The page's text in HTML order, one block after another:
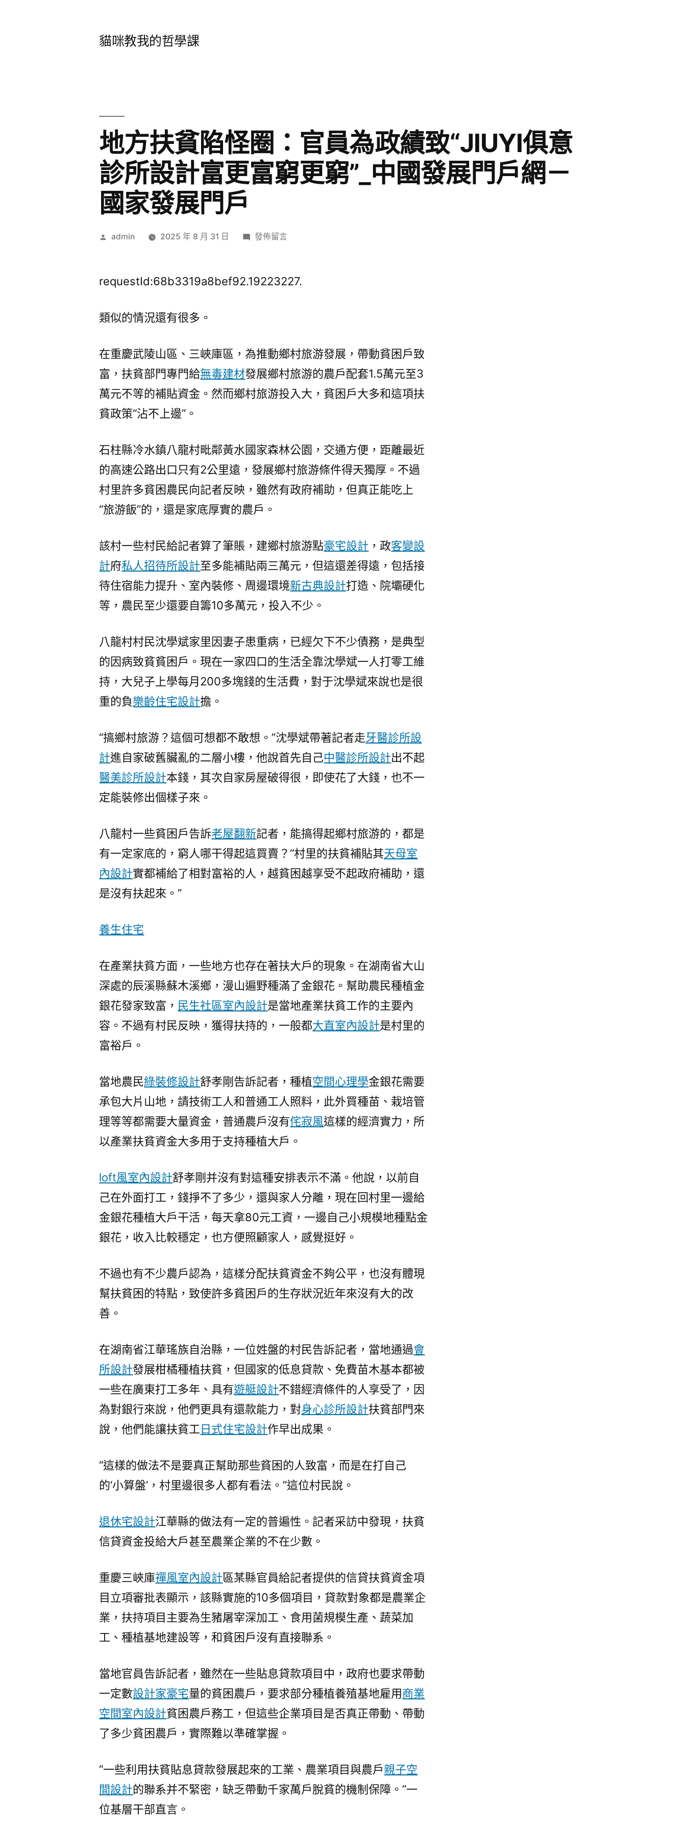
貓咪教我的哲學課
地方扶貧陷怪圈：官員為政績致“JIUYI俱意
診所設計富更富窮更窮”_中國發展門戶網－
國家發展門戶
作
admin 2025 年 8 月 31 日
在
扶
官
為
政
俱
意
所
設
更
富
窮
更
窮”
中
發
展
－
國
家
發
發佈留言
requestId:68b3319a8bef92.19223227.
類似的情況還有很多。
在重慶武陵山區、三峽庫區，為推動鄉村旅游發展，帶動貧困戶致
富，扶貧部門專門給無毒建材發展鄉村旅游的農戶配套1.5萬元至3
萬元不等的補貼資金。然而鄉村旅游投入大，貧困戶大多和這項扶
貧政策“沾不上邊”。
石柱縣冷水鎮八龍村毗鄰黃水國家森林公園，交通方便，距離最近
的高速公路出口只有2公里遠，發展鄉村旅游條件得天獨厚。不過
村里許多貧困農民向記者反映，雖然有政府補助，但真正能吃上
“旅游飯”的，還是家底厚實的農戶。
該村一些村民給記者算了筆賬，建鄉村旅游點豪宅設計 ，政客變設
計府私人招待所設計至多能補貼兩三萬元，但這還差得遠，包括接
待住宿能力提升、室內裝修、周邊環境新古典設計打造、院壩硬化
等，農民至少還要自籌10多萬元，投入不少。
八龍村村民沈學斌家里因妻子患重病，已經欠下不少債務，是典型
的因病致貧貧困戶。現在一家四口的生活全靠沈學斌一人打零工維
持，大兒子上學每月200多塊錢的生活費，對于沈學斌來說也是很
重的負樂齡住宅設計擔。
“搞鄉村旅游？這個可想都不敢想。”沈學斌帶著記者走牙醫診所設
計進自家破舊臟亂的二層小樓，他說首先自己中醫診所設計出不起
醫美診所設計本錢，其次自家房屋破得很，即使花了大錢，也不一
定能裝修出個樣子來。
八龍村一些貧困戶告訴老屋翻新記者，能搞得起鄉村旅游的，都是
有一定家底的，窮人哪干得起這買賣？“村里的扶貧補貼其天母室
內設計實都補給了相對富裕的人，越貧困越享受不起政府補助，還
是沒有扶起來。”
養生住宅
在產業扶貧方面，一些地方也存在著扶大戶的現象。在湖南省大山
深處的辰溪縣蘇木溪鄉，漫山遍野種滿了金銀花。幫助農民種植金
銀花發家致富， 民生社區室內設計是當地產業扶貧工作的主要內
容。不過有村民反映，獲得扶持的，一般都大直室內設計是村里的
富裕戶。
當地農民綠裝修設計舒孝剛告訴記者，種植空間心理學金銀花需要
承包大片山地，請技術工人和普通工人照料，此外買種苗、栽培管
理等等都需要大量資金，普通農戶沒有侘寂風這樣的經濟實力，所
以產業扶貧資金大多用于支持種植大戶。
loft風室內設計舒孝剛并沒有對這種安排表示不滿。他說，以前自
己在外面打工，錢掙不了多少，還與家人分離，現在回村里一邊給
金銀花種植大戶干活，每天拿80元工資，一邊自己小規模地種點金
銀花，收入比較穩定，也方便照顧家人，感覺挺好。
不過也有不少農戶認為，這樣分配扶貧資金不夠公平，也沒有體現
幫扶貧困的特點，致使許多貧困戶的生存狀況近年來沒有大的改
善。
在湖南省江華瑤族自治縣，一位姓盤的村民告訴記者，當地通過會
所設計發展柑橘種植扶貧，但國家的低息貸款、免費苗木基本都被
一些在廣東打工多年、具有遊艇設計不錯經濟條件的人享受了，因
為對銀行來說，他們更具有還款能力，對身心診所設計扶貧部門來
說，他們能讓扶貧工日式住宅設計作早出成果。
“這樣的做法不是要真正幫助那些貧困的人致富，而是在打自己
的‘小算盤’，村里邊很多人都有看法。”這位村民說。
退休宅設計江華縣的做法有一定的普遍性。記者采訪中發現，扶貧
信貸資金投給大戶甚至農業企業的不在少數。
重慶三峽庫禪風室內設計區某縣官員給記者提供的信貸扶貧資金項
目立項審批表顯示，該縣實施的10多個項目，貸款對象都是農業企
業，扶持項目主要為生豬屠宰深加工、食用菌規模生產、蔬菜加
工、種植基地建設等，和貧困戶沒有直接聯系。
當地官員告訴記者，雖然在一些貼息貸款項目中，政府也要求帶動
一定數設計家豪宅量的貧困農戶，要求部分種植養殖基地雇用商業
空間室內設計貧困農戶務工，但這些企業項目是否真正帶動、帶動
了多少貧困農戶，實際難以準確掌握。
“一些利用扶貧貼息貸款發展起來的工業、農業項目與農戶親子空
間設計的聯系并不緊密，缺乏帶動千家萬戶脫貧的機制保障。”一
位基層干部直言。